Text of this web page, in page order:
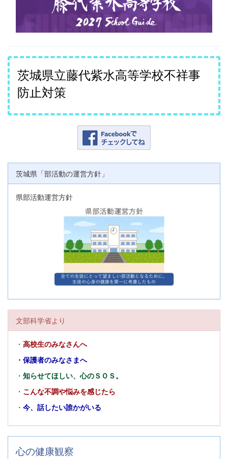
茨城県立藤代紫水高等学校不祥事
防止対策
茨城県「部活動の運営方針」
県部活動運営方針
文部科学省より
・ 高校生のみなさんへ
・ 保護者のみなさまへ
・ 知らせてほしい、心のＳＯＳ。
・ こんな不調や悩みを感じたら
・ 今、話したい誰かがいる
心の健康観察